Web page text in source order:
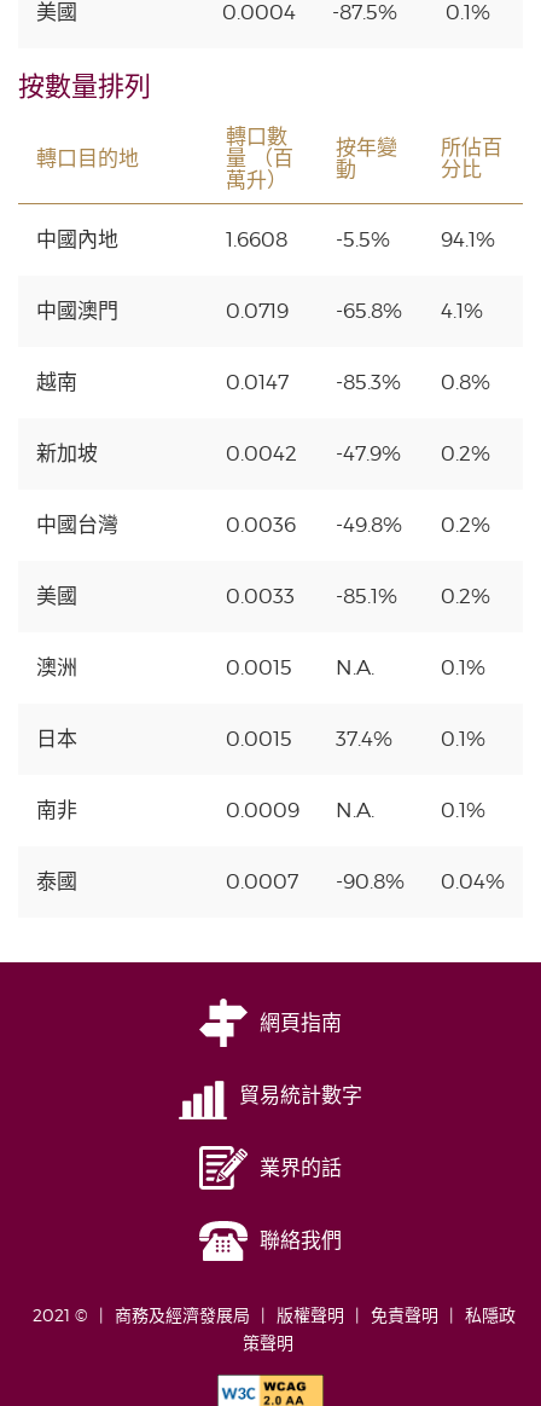
美國 0.0004 -87.5% 0.1%
按數量排列
轉口目的地
轉口數
量 （百
萬升）
按年變
動
所佔百
分比
中國內地 1.6608 -5.5% 94.1%
中國澳門 0.0719 -65.8% 4.1%
越南 0.0147 -85.3% 0.8%
新加坡 0.0042 -47.9% 0.2%
中國台灣 0.0036 -49.8% 0.2%
美國 0.0033 -85.1% 0.2%
澳洲 0.0015 N.A. 0.1%
日本 0.0015 37.4% 0.1%
南非 0.0009 N.A. 0.1%
泰國 0.0007 -90.8% 0.04%
網頁指南
貿易統計數字
業界的話
聯絡我們
2021 © 商務及經濟發展局 版權聲明 免責聲明
私隱政
策聲明